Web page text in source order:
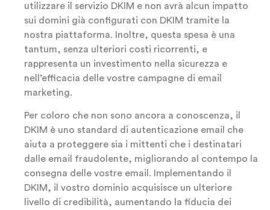
utilizzare il servizio DKIM e non avrà alcun impatto
sui domini già configurati con DKIM tramite la
nostra piattaforma. Inoltre, questa spesa è una
tantum, senza ulteriori costi ricorrenti, e
rappresenta un investimento nella sicurezza e
nell’efficacia delle vostre campagne di email
marketing.
Per coloro che non sono ancora a conoscenza, il
DKIM è uno standard di autenticazione email che
aiuta a proteggere sia i mittenti che i destinatari
dalle email fraudolente, migliorando al contempo la
consegna delle vostre email. Implementando il
DKIM, il vostro dominio acquisisce un ulteriore
livello di credibilità, aumentando la fiducia dei